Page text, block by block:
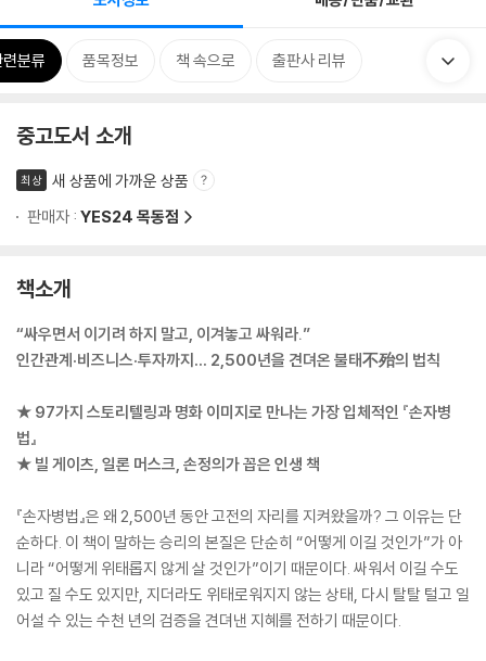
분류 품목정보 책 속으로 출판사 리뷰
중고도서 소개
최상
새 상품에 가까운 상품
판매자 : YES24 목동점
책소개
“싸우면서 이기려 하지 말고, 이겨놓고 싸워라.”
인간관계·비즈니스·투자까지… 2,500년을 견뎌온 불태不殆의 법칙
★ 97가지 스토리텔링과 명화 이미지로 만나는 가장 입체적인 『손자병
법』
★ 빌 게이츠, 일론 머스크, 손정의가 꼽은 인생 책
『손자병법』은 왜 2,500년 동안 고전의 자리를 지켜왔을까? 그 이유는 단
순하다. 이 책이 말하는 승리의 본질은 단순히 “어떻게 이길 것인가”가 아
니라 “어떻게 위태롭지 않게 살 것인가”이기 때문이다. 싸워서 이길 수도
있고 질 수도 있지만, 지더라도 위태로워지지 않는 상태, 다시 탈탈 털고 일
어설 수 있는 수천 년의 검증을 견뎌낸 지혜를 전하기 때문이다.